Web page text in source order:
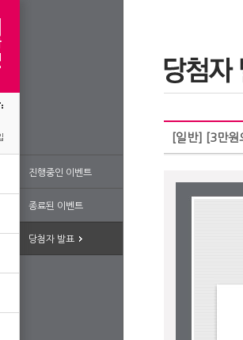
진행중인 이벤트
종료된 이벤트
당첨자 발표
[일반] [3만원